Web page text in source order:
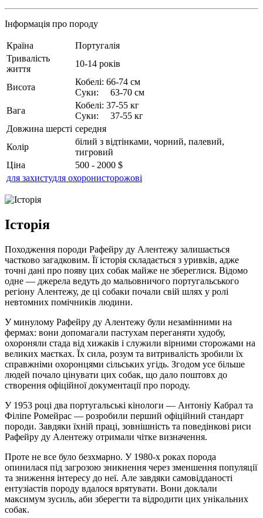
Інформація про породу
Країна
Португалія
Тривалість
життя
10-14 років
Висота
Кобелі: 66-74 см
Суки: 63-70 см
Вага
Кобелі: 37-55 кг
Суки: 37-55 кг
Довжина шерсті середня
Колір
білий з відтінками, чорний, палевий,
тигровий
Ціна
500 - 2000 $
для захистудля охоронисторожові
Історія
Походження породи Рафейру ду Алентежу залишається
частково загадковим. Її історія складається з уривків, адже
точні дані про появу цих собак майже не збереглися. Відомо
одне — джерела ведуть до мальовничого португальського
регіону Алентежу, де ці собаки почали свій шлях у ролі
невтомних помічників людини.
У минулому Рафейру ду Алентежу були незамінними на
фермах: вони допомагали пастухам переганяти худобу,
охороняли стада від хижаків і служили вірними сторожами на
великих маєтках. Їх сила, розум та витривалість зробили їх
справжніми охоронцями сільських угідь. Згодом усе більше
людей почало цінувати цих собак, що дало поштовх до
створення офіційної документації про породу.
У 1953 році два португальські кінологи — Антоніу Кабрал та
Філіпе Ромейрас — розробили перший офіційний стандарт
породи. Завдяки їхній праці, зовнішність та поведінкові риси
Рафейру ду Алентежу отримали чітке визначення.
Проте не все було безхмарно. У 1980-х роках порода
опинилася під загрозою зникнення через зменшення популяції
та зниження інтересу до неї. Але завдяки самовідданості
ентузіастів породу вдалося врятувати. Вони доклали
максимум зусиль, аби зберегти та відродити цих унікальних
собак.